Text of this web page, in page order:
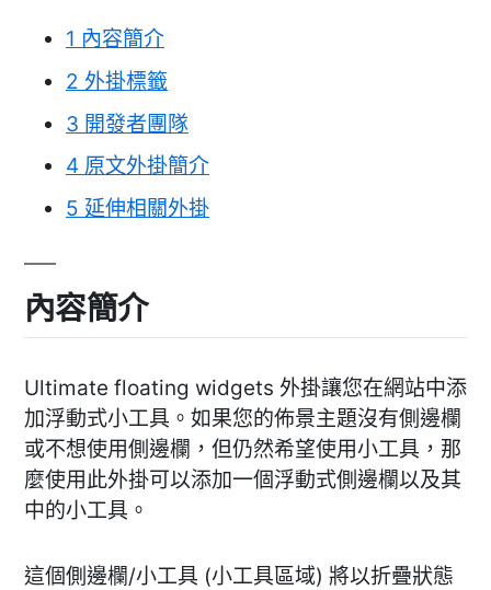
1 內容簡介
2 外掛標籤
3 開發者團隊
4 原文外掛簡介
5 延伸相關外掛
內容簡介
Ultimate floating widgets 外掛讓您在網站中添
加浮動式小工具。如果您的佈景主題沒有側邊欄
或不想使用側邊欄，但仍然希望使用小工具，那
麼使用此外掛可以添加一個浮動式側邊欄以及其
中的小工具。
這個側邊欄/小工具 (小工具區域) 將以折疊狀態